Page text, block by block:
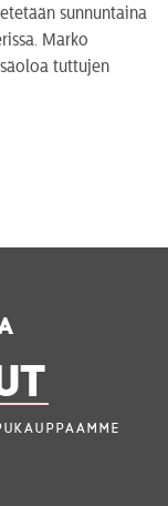
sunnuntaina
Marko
tuttujen